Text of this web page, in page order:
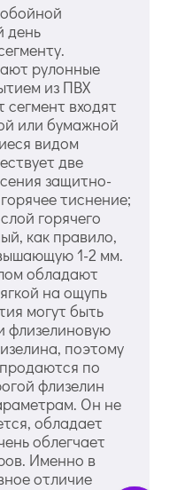
день
рулонные
из ПВХ
сегмент входят
или бумажной
видом
две
защитно-
тиснение;
горячего
как правило,
1-2 мм.
обладают
на ощупь
могут быть
флизелиновую
поэтому
по
флизелин
Он не
обладает
облегчает
Именно в
отличие